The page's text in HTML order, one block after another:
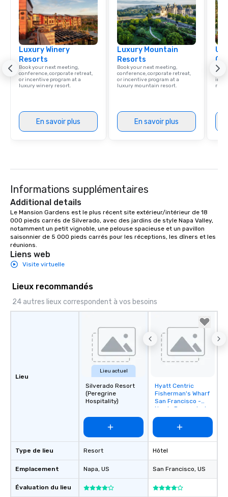
Luxury Winery
Resorts
Book your next meeting,
conference, corporate retreat,
or incentive program at a
luxury winery resort.
En savoir plus
Luxury Mountain
Resorts
Book your next meeting,
conference, corporate retreat,
or incentive program at a
luxury mountain resort.
En savoir plus
Find
Informations supplémentaires
Additional details
Le Mansion Gardens est le plus récent site extérieur/intérieur de 18
000 pieds carrés de Silverado, avec des jardins de style Napa Valley,
notamment un petit vignoble, une pelouse spacieuse et un pavillon
saisonnier de 5 000 pieds carrés pour les réceptions, les dîners et les
réunions.
Liens web
Visite virtuelle
Lieux recommandés
24 autres lieux correspondent à vos besoins
Lieu
Type de lieu
Emplacement
Évaluation du lieu
Lieu actuel
Silverado Resort
(Peregrine
Hospitality)
Resort
Napa, US
Removed from
favorites
Hyatt Centric
Fisherman's Wharf
San Francisco -
Newly Renovated
Hôtel
San Francisco, US